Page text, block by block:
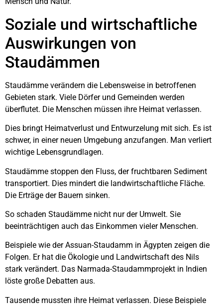
Soziale und wirtschaftliche
Auswirkungen von
Staudämmen
Staudämme verändern die Lebensweise in betroffenen
Gebieten stark. Viele Dörfer und Gemeinden werden
überflutet. Die Menschen müssen ihre Heimat verlassen.
Dies bringt Heimatverlust und Entwurzelung mit sich. Es ist
schwer, in einer neuen Umgebung anzufangen. Man verliert
wichtige Lebensgrundlagen.
Staudämme stoppen den Fluss, der fruchtbaren Sediment
transportiert. Dies mindert die landwirtschaftliche Fläche.
Die Erträge der Bauern sinken.
So schaden Staudämme nicht nur der Umwelt. Sie
beeinträchtigen auch das Einkommen vieler Menschen.
Beispiele wie der Assuan-Staudamm in Ägypten zeigen die
Folgen. Er hat die Ökologie und Landwirtschaft des Nils
stark verändert. Das Narmada-Staudammprojekt in Indien
löste große Debatten aus.
Tausende mussten ihre Heimat verlassen. Diese Beispiele